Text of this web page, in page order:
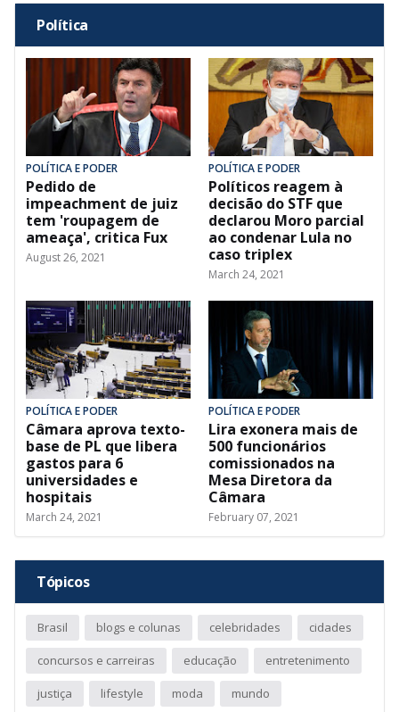
Política
POLÍTICA E PODER
Pedido de
impeachment de juiz
tem 'roupagem de
ameaça', critica Fux
August 26, 2021
POLÍTICA E PODER
Políticos reagem à
decisão do STF que
declarou Moro parcial
ao condenar Lula no
caso triplex
March 24, 2021
POLÍTICA E PODER
Câmara aprova texto-
base de PL que libera
gastos para 6
universidades e
hospitais
March 24, 2021
POLÍTICA E PODER
Lira exonera mais de
500 funcionários
comissionados na
Mesa Diretora da
Câmara
February 07, 2021
Tópicos
Brasil blogs e colunas celebridades cidades
concursos e carreiras educação entretenimento
justiça lifestyle moda mundo